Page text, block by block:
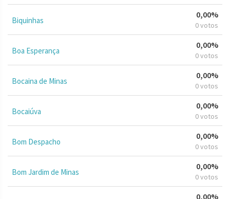
Biquinhas
0,00%
0 votos
Boa Esperança
0,00%
0 votos
Bocaina de Minas
0,00%
0 votos
Bocaiúva
0,00%
0 votos
Bom Despacho
0,00%
0 votos
Bom Jardim de Minas
0,00%
0 votos
0,00%